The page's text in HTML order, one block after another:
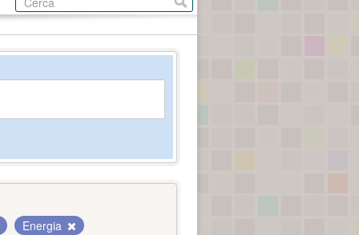
Energia